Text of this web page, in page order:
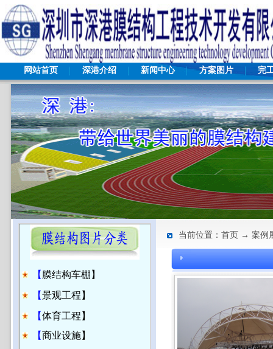
网站首页 深港介绍 新闻中心 方案图片 完
【 膜结构车棚】
【景观工程】
【体育工程】
【商业设施】
当前位置：首页 → 案例